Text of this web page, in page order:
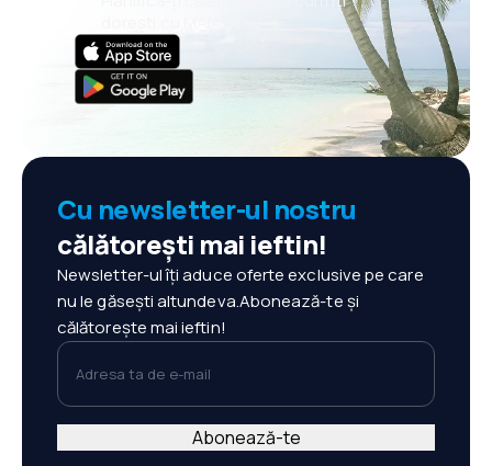
Cu newsletter-ul nostru
călătorești mai ieftin!
Newsletter-ul îți aduce oferte exclusive pe care
nu le găsești altundeva.Abonează-te și
călătorește mai ieftin!
Adresa ta de e-mail
Abonează-te